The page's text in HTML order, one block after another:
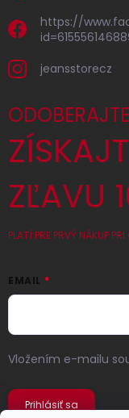
https://
jeansstorecz
ZĽAVU
PLATÍ PRE PRVÝ NÁKUP
EMAIL
Vložením e-mailu
Prihlásiť sa